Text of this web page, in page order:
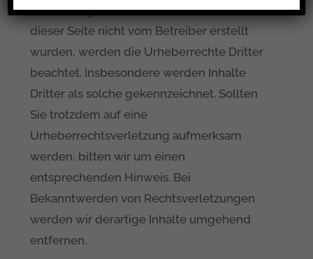
Gebrauch gestattet. Soweit die Inhalte auf
dieser Seite nicht vom Betreiber erstellt
wurden, werden die Urheberrechte Dritter
beachtet. Insbesondere werden Inhalte
Dritter als solche gekennzeichnet. Sollten
Sie trotzdem auf eine
Urheberrechtsverletzung aufmerksam
werden, bitten wir um einen
entsprechenden Hinweis. Bei
Bekanntwerden von Rechtsverletzungen
werden wir derartige Inhalte umgehend
entfernen.